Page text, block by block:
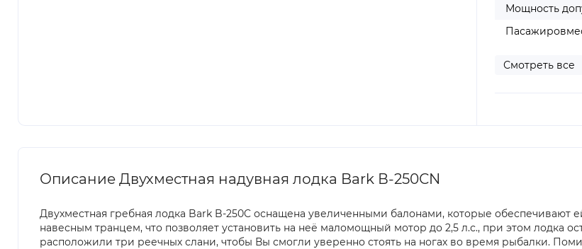
Мощность
Смотреть все
Описание Двухместная надувная лодка Bark В-250СN
Двухместная гребная лодка Bark B-250C оснащена увеличенными балонами, которые обеспечивают
навесным транцем, что позволяет установить на неё маломощный мотор до 2,5 л.с., при этом лодка
расположили три реечных слани, чтобы Вы смогли уверенно стоять на ногах во время рыбалки.